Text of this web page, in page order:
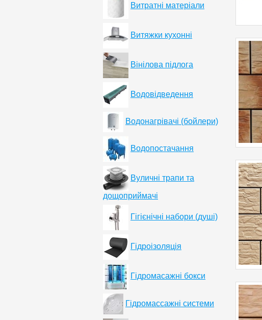
Витратні матеріали
Витяжки кухонні
Вінілова підлога
Водовідведення
Водонагрівачі (бойлери)
Водопостачання
Вуличні трапи та
дощоприймачі
Гігієнічні набори (душі)
Гідроізоляція
Гідромасажні бокси
Гідромассажні системи